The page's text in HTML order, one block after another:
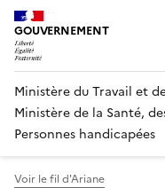
Panneau de gestion des
GOUVERNEMENT
Ministère du Travail et
Ministère de la Santé,
Personnes handicapées
Voir le fil d'Ariane